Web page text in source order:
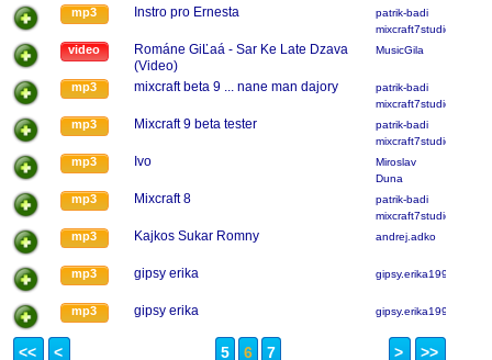
mp3 Instro pro Ernesta
patrik-badi
mixcraft7studio
video
Románe GiĽaá - Sar Ke Late Dzava
(Video)
MusicGila
mp3 mixcraft beta 9 ... nane man dajory
patrik-badi
mixcraft7studio
mp3 Mixcraft 9 beta tester
patrik-badi
mixcraft7studio
mp3 Ivo
Miroslav
Duna
mp3 Mixcraft 8
patrik-badi
mixcraft7studio
mp3 Kajkos Sukar Romny andrej.adko
mp3 gipsy erika gipsy.erika1995
mp3 gipsy erika gipsy.erika1995
<< < 5 6 7 > >>